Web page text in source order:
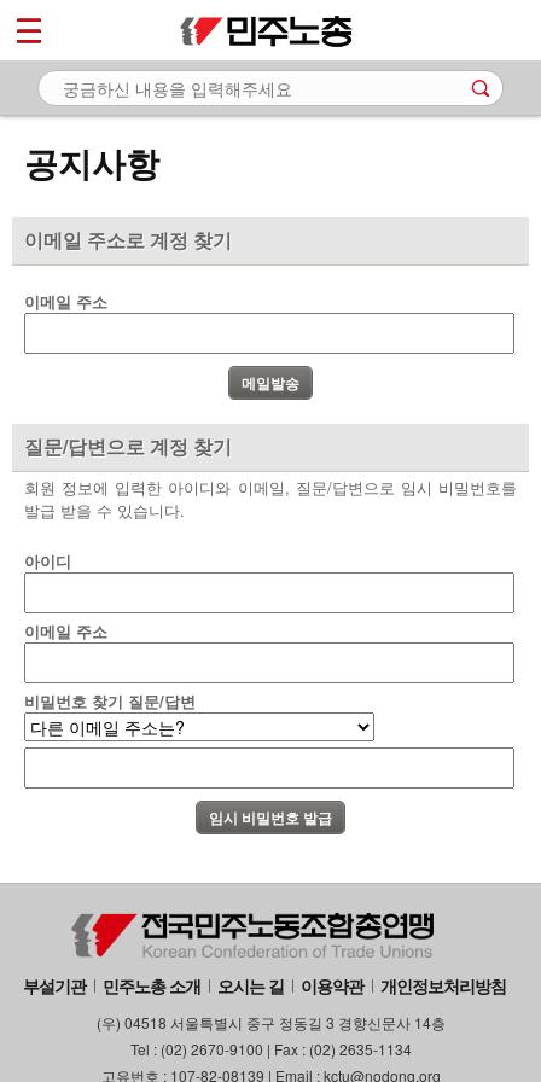
공지사항
이메일 주소로 계정 찾기
이메일 주소
질문/답변으로 계정 찾기
회원 정보에 입력한 아이디와 이메일, 질문/답변으로 임시 비밀번호를
발급 받을 수 있습니다.
아이디
이메일 주소
비밀번호 찾기 질문/답변
부설기관 민주노총 소개 오시는 길 이용약관 개인정보처리방침
(우) 04518 서울특별시 중구 정동길 3 경향신문사 14층
Tel : (02) 2670-9100 | Fax : (02) 2635-1134
고유번호 : 107-82-08139 | Email : kctu@nodong.org
마이페이지
소개
- 공지사항
- 성명·보도
부설기관
업무